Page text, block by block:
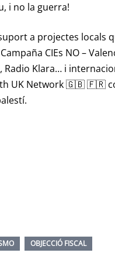
i no la guerra!
a projectes locals
Campaña CIEs NO –
Radio Klara… i
UK Network 🇬🇧 🇫🇷
OBJECCIÓ FISCAL